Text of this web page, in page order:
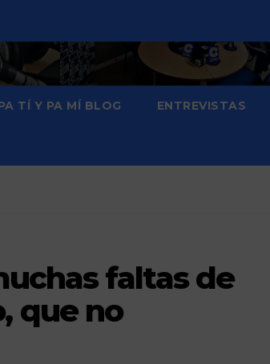
TÍ Y PA MÍ BLOG ENTREVISTAS
faltas de
que no